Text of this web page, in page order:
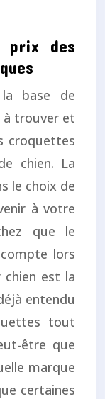
prix des
base de
à trouver et
croquettes
chien. La
le choix de
à votre
que le
lors
chien est la
entendu
tout
être que
marque
certaines